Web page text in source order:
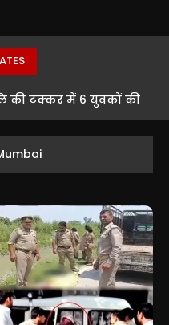
की टक्कर में 6 युवकों की